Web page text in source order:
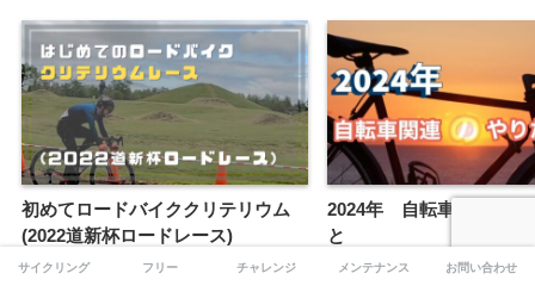
初めてロードバイククリテリウム
(2022道新杯ロードレース)
2024年 自転車関連のや
と
サイクリング フリー チャレンジ メンテナンス お問い合わせ